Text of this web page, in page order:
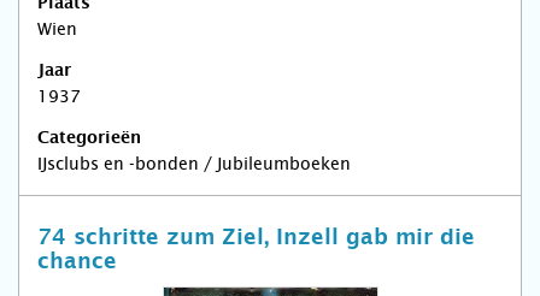
Wien
Jaar
1937
Categorieën
IJsclubs en -bonden / Jubileumboeken
74 schritte zum Ziel, Inzell gab mir die
chance